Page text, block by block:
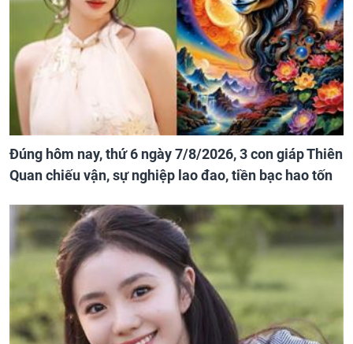
Đúng hôm nay, thứ 6 ngày 7/8/2026, 3 con giáp Thiên
Quan chiếu vận, sự nghiệp lao đao, tiền bạc hao tốn